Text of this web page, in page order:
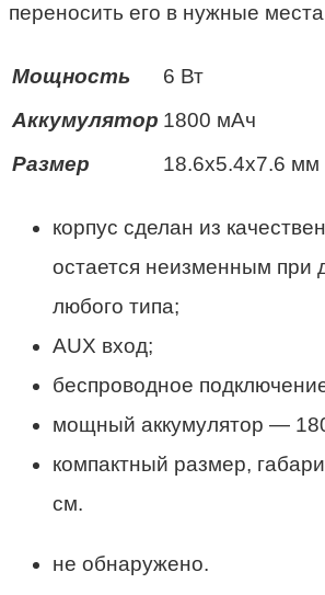
переносить его в нужные
Мощность
6 Вт
Аккумулятор 1800 мАч
Размер
18.6х5.4х7.6 мм
корпус сделан из
остается неизменным при
любого типа;
AUX вход;
беспроводное
мощный аккумулятор —
компактный размер,
см.
не обнаружено.